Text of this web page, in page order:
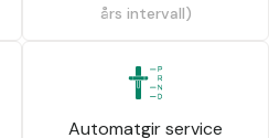
års intervall)
Automatgir service